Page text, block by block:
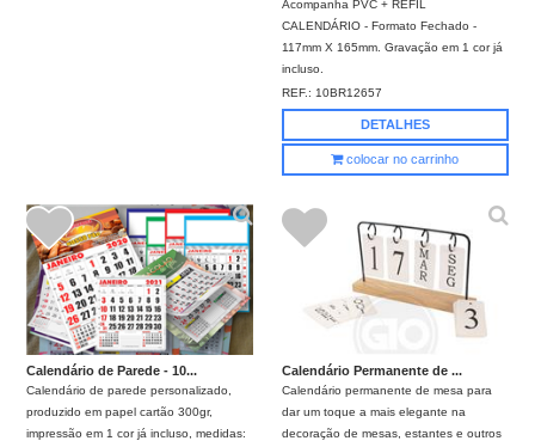
Acompanha PVC + REFIL
CALENDÁRIO - Formato Fechado -
117mm X 165mm. Gravação em 1 cor já
incluso.
REF.: 10BR12657
DETALHES
colocar no carrinho
Calendário de Parede - 10...
Calendário de parede personalizado,
produzido em papel cartão 300gr,
impressão em 1 cor já incluso, medidas:
Calendário Permanente de ...
Calendário permanente de mesa para
dar um toque a mais elegante na
decoração de mesas, estantes e outros